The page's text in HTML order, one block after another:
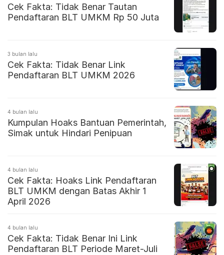
Cek Fakta: Tidak Benar Tautan
Pendaftaran BLT UMKM Rp 50 Juta
3 bulan lalu
Cek Fakta: Tidak Benar Link
Pendaftaran BLT UMKM 2026
4 bulan lalu
Kumpulan Hoaks Bantuan Pemerintah,
Simak untuk Hindari Penipuan
4 bulan lalu
Cek Fakta: Hoaks Link Pendaftaran
BLT UMKM dengan Batas Akhir 1
April 2026
4 bulan lalu
Cek Fakta: Tidak Benar Ini Link
Pendaftaran BLT Periode Maret-Juli